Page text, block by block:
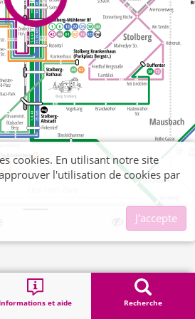
et aide Recherche
cookies. En utilisant notre site
l'utilisation de cookies par
J'accepte